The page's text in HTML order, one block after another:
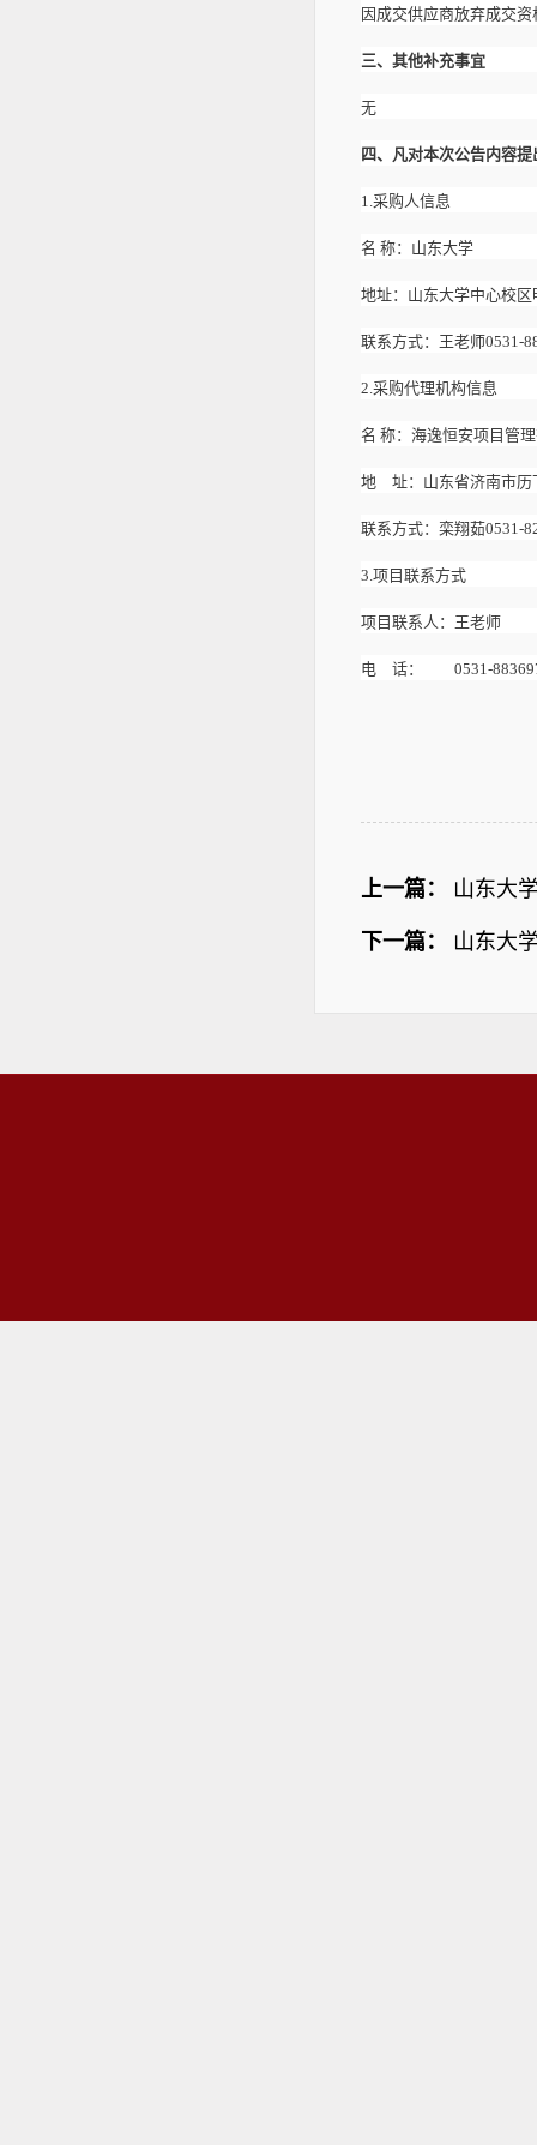
因成交供应商放弃成交资
三、其他补充事宜
无
四、凡对本次公告内容
1.采购人信息
名 称：山东大
地址：山东大
联系方式：王老师
2.采购代理机构信息
名 称：海逸恒
地 址：山东省济南市历
联系方式：栾翔茹
3.项目联系方式
项目联系人：王老师
电 话： 0531-
上一篇： 山东大
下一篇： 山东大